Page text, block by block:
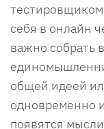
себя в онлайн
важно собрать
общей идеей
одновременно
появятся